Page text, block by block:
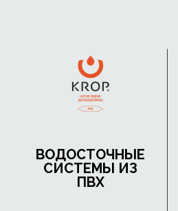
ВОДОСТОЧНЫЕ
СИСТЕМЫ ИЗ
ПВХ